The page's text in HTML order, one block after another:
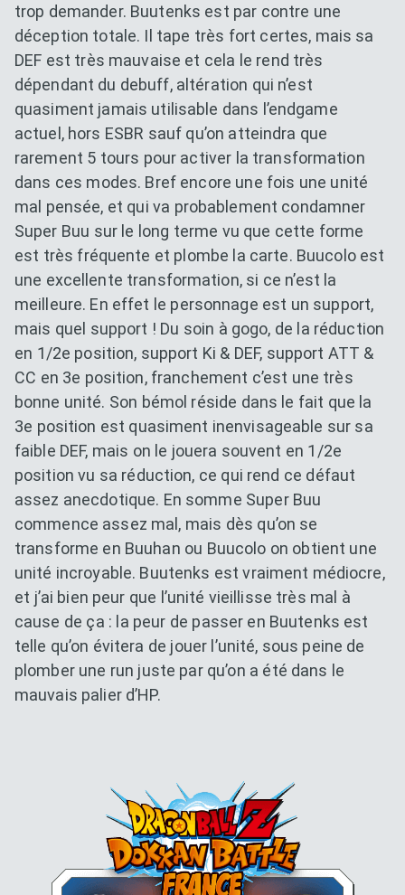
trop demander. Buutenks est par contre une
déception totale. Il tape très fort certes, mais sa
DEF est très mauvaise et cela le rend très
dépendant du debuff, altération qui n’est
quasiment jamais utilisable dans l’endgame
actuel, hors ESBR sauf qu’on atteindra que
rarement 5 tours pour activer la transformation
dans ces modes. Bref encore une fois une unité
mal pensée, et qui va probablement condamner
Super Buu sur le long terme vu que cette forme
est très fréquente et plombe la carte. Buucolo est
une excellente transformation, si ce n’est la
meilleure. En effet le personnage est un support,
mais quel support ! Du soin à gogo, de la réduction
en 1/2e position, support Ki & DEF, support ATT &
CC en 3e position, franchement c’est une très
bonne unité. Son bémol réside dans le fait que la
3e position est quasiment inenvisageable sur sa
faible DEF, mais on le jouera souvent en 1/2e
position vu sa réduction, ce qui rend ce défaut
assez anecdotique. En somme Super Buu
commence assez mal, mais dès qu’on se
transforme en Buuhan ou Buucolo on obtient une
unité incroyable. Buutenks est vraiment médiocre,
et j’ai bien peur que l’unité vieillisse très mal à
cause de ça : la peur de passer en Buutenks est
telle qu’on évitera de jouer l’unité, sous peine de
plomber une run juste par qu’on a été dans le
mauvais palier d’HP.
Dokkan Essentials x Dragon